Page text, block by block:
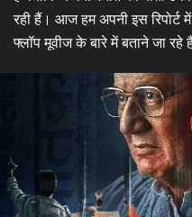
रही हैं। आज हम अपनी इस
फ्लॉप मूवीज के बारे में बताने जा रहे